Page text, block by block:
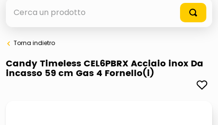
elenchi telefonici
orologio parete
Torna indietro
Candy Timeless CEL6PBRX Acciaio inox Da
incasso 59 cm Gas 4 Fornello(i)